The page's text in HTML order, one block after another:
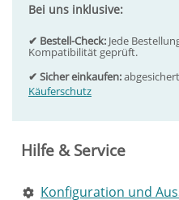
Hilfe & Service
Konfiguration und
Bei uns inklusive:
✔ Bestell-Check: Jede
Kompatibilität geprüft.
✔ Sicher einkaufen:
Käuferschutz